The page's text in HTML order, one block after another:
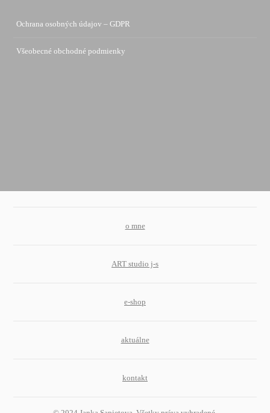
Ochrana osobných údajov – GDPR
Všeobecné obchodné podmienky
o mne
ART studio j-s
e-shop
aktuálne
kontakt